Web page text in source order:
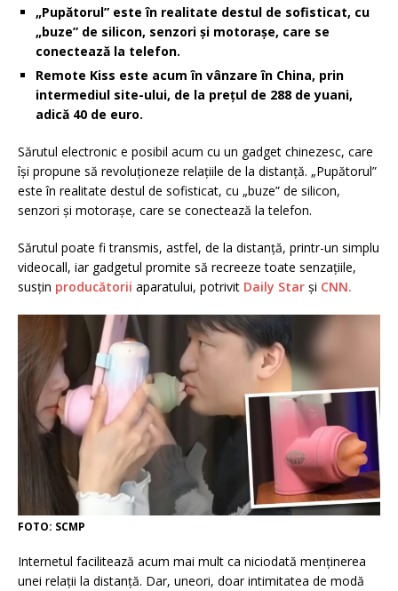
„Pupătorul” este în realitate destul de sofisticat, cu
„buze” de silicon, senzori și motorașe, care se
conectează la telefon.
Remote Kiss este acum în vânzare în China, prin
intermediul site-ului, de la prețul de 288 de yuani,
adică 40 de euro.
Sărutul electronic e posibil acum cu un gadget chinezesc, care
își propune să revoluționeze relațiile de la distanță. „Pupătorul”
este în realitate destul de sofisticat, cu „buze” de silicon,
senzori și motorașe, care se conectează la telefon.
Sărutul poate fi transmis, astfel, de la distanță, printr-un simplu
videocall, iar gadgetul promite să recreeze toate senzațiile,
susțin producătorii aparatului, potrivit Daily Star și CNN.
FOTO: SCMP
Internetul facilitează acum mai mult ca niciodată menținerea
unei relații la distanță. Dar, uneori, doar intimitatea de modă